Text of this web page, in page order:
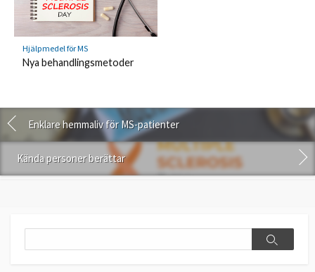
Hjälpmedel för MS
Nya behandlingsmetoder
Enklare hemmaliv för MS-patienter
Kända personer berättar
Search